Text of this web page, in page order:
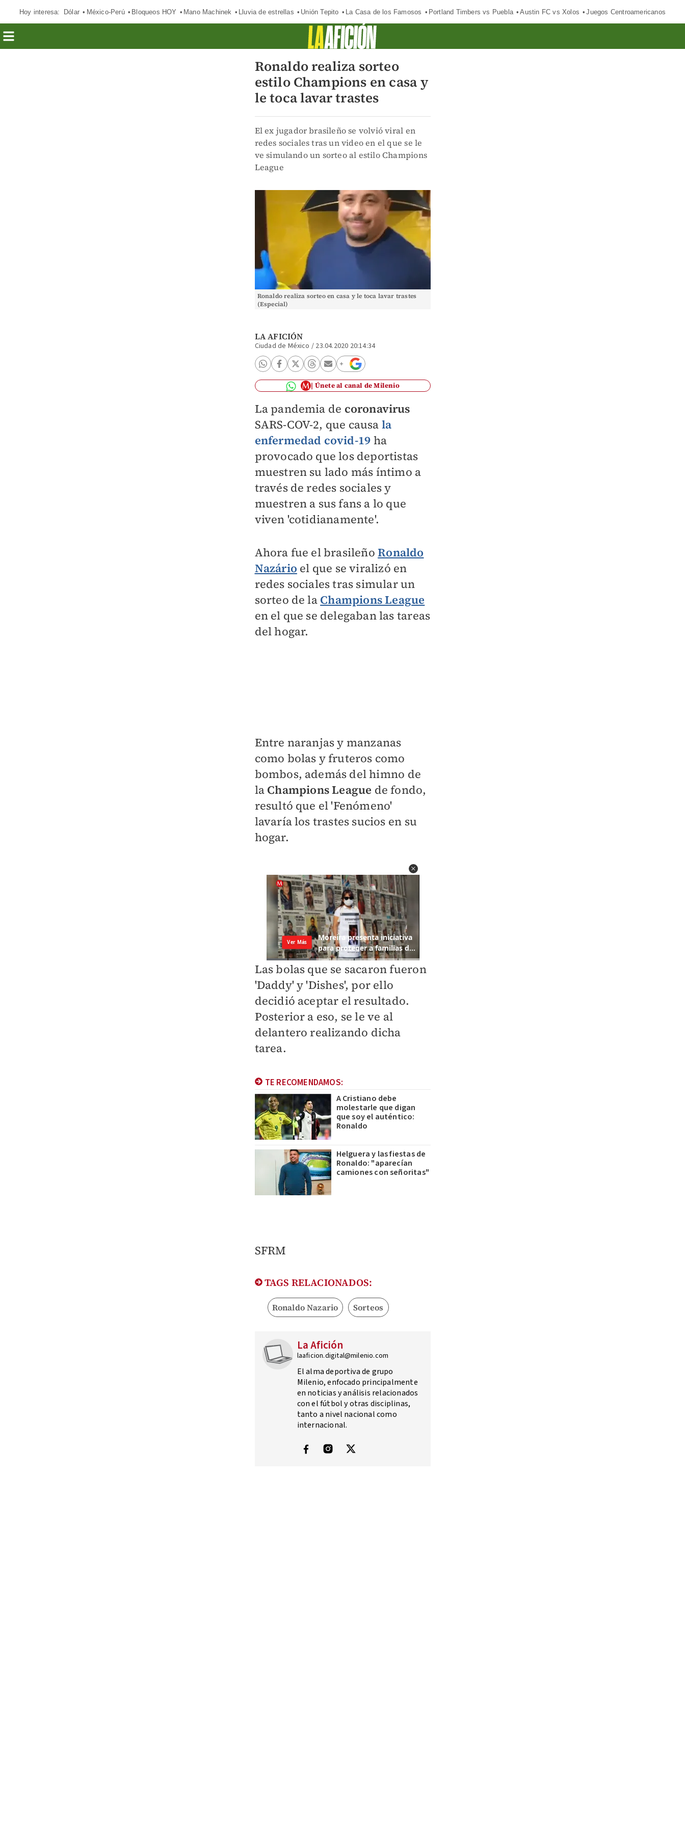
Hoy interesa: Dólar México-Perú Bloqueos HOY Mano Machinek Lluvia de estrellas Unión Tepito La Casa de los Famosos Portland Timbers vs Puebla Austin FC vs Xolos Juegos Centroamericanos
Ronaldo realiza sorteo
estilo Champions en casa y
le toca lavar trastes
El ex jugador brasileño se volvió viral en
redes sociales tras un video en el que se le
ve simulando un sorteo al estilo Champions
League
Ronaldo realiza sorteo en casa y le toca lavar trastes
(Especial)
LA AFICIÓN
Ciudad de México / 23.04.2020 20:14:34
Únete al canal de Milenio
La pandemia de coronavirus
SARS-COV-2, que causa la
enfermedad covid-19 ha
provocado que los deportistas
muestren su lado más íntimo a
través de redes sociales y
muestren a sus fans a lo que
viven 'cotidianamente'.
Ahora fue el brasileñoRonaldo
Nazário el que se viralizó en
redes sociales tras simular un
sorteo de la Champions League
en el que se delegaban las tareas
del hogar.
Entre naranjas y manzanas
como bolas y fruteros como
bombos, además del himno de
la Champions League de fondo,
resultó que el 'Fenómeno'
lavaría los trastes sucios en su
hogar.
Las bolas que se sacaron fueron
'Daddy' y 'Dishes', por ello
decidió aceptar el resultado.
Posterior a eso, se le ve al
delantero realizando dicha
tarea.
TE RECOMENDAMOS:
A Cristiano debe
molestarle que digan
que soy el auténtico:
Ronaldo
Helguera y las fiestas de
Ronaldo: "aparecían
camiones con señoritas"
​SFRM
TAGS RELACIONADOS:
Ronaldo Nazario Sorteos
La Afición
laaficion.digital@milenio.com
El alma deportiva de grupo
Milenio, enfocado principalmente
en noticias y análisis relacionados
con el fútbol y otras disciplinas,
tanto a nivel nacional como
internacional.